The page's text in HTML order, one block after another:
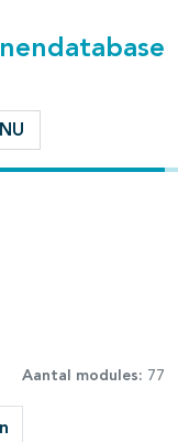
Aantal modules: 77